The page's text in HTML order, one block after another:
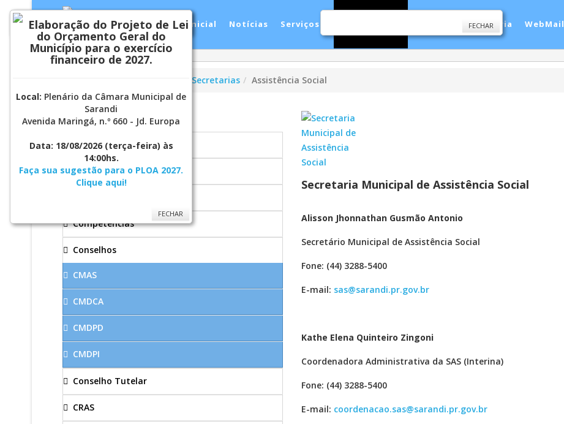
Inicial Notícias Serviços Ouvidoria WebMail
Secretarias Assistência Social
ASSISTENCIA SOCIAL
Bolsa Família
Cadastro Único
Competências
Conselhos
CMAS
CMDCA
CMDPD
CMDPI
Conselho Tutelar
CRAS
Secretaria Municipal de Assistência Social
Alisson Jhonnathan Gusmão Antonio
Secretário Municipal de Assistência Social
Fone: (44) 3288-5400
E-mail: sas@sarandi.pr.gov.br
Kathe Elena Quinteiro Zingoni
Coordenadora Administrativa da SAS (Interina)
Fone: (44) 3288-5400
E-mail: coordenacao.sas@sarandi.pr.gov.br
FECHAR
Elaboração do Projeto de Lei
do Orçamento Geral do
Município para o exercício
financeiro de 2027.
Local: Plenário da Câmara Municipal de
Sarandi
Avenida Maringá, n.º 660 - Jd. Europa
Data: 18/08/2026 (terça-feira) às
14:00hs.
Faça sua sugestão para o PLOA 2027.
Clique aqui!
FECHAR
FECHAR